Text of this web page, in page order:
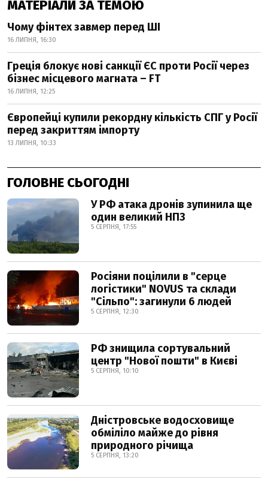
МАТЕРІАЛИ ЗА ТЕМОЮ
Чому фінтех завмер перед ШІ
16 ЛИПНЯ, 16:30
Греція блокує нові санкції ЄС проти Росії через
бізнес місцевого магната – FT
16 ЛИПНЯ, 12:25
Європейці купили рекордну кількість СПГ у Росії
перед закриттям імпорту
13 ЛИПНЯ, 10:33
ГОЛОВНЕ СЬОГОДНІ
У РФ атака дронів зупинила ще
один великий НПЗ
5 СЕРПНЯ, 17:55
Росіяни поцілили в "серце
логістики" NOVUS та склади
"Сільпо": загинули 6 людей
5 СЕРПНЯ, 12:30
РФ знищила сортувальний
центр "Нової пошти" в Києві
5 СЕРПНЯ, 10:10
Дністровське водосховище
обміліло майже до рівня
природного річища
5 СЕРПНЯ, 13:20